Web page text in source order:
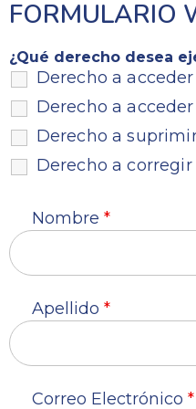
FORMULARIO
¿Qué derecho desea
Derecho a
Derecho a
Derecho a
Derecho a
Nombre *
Apellido *
Correo Electrónico *